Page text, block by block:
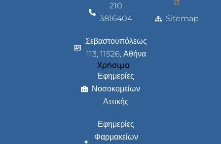
210
3816404
Σεβαστουπόλεως
113, 11526, Αθήνα
Χρήσιμα
Εφημερίες
Νοσοκομείων
Αττικής
Εφημερίες
Φαρμακείων
Sitemap